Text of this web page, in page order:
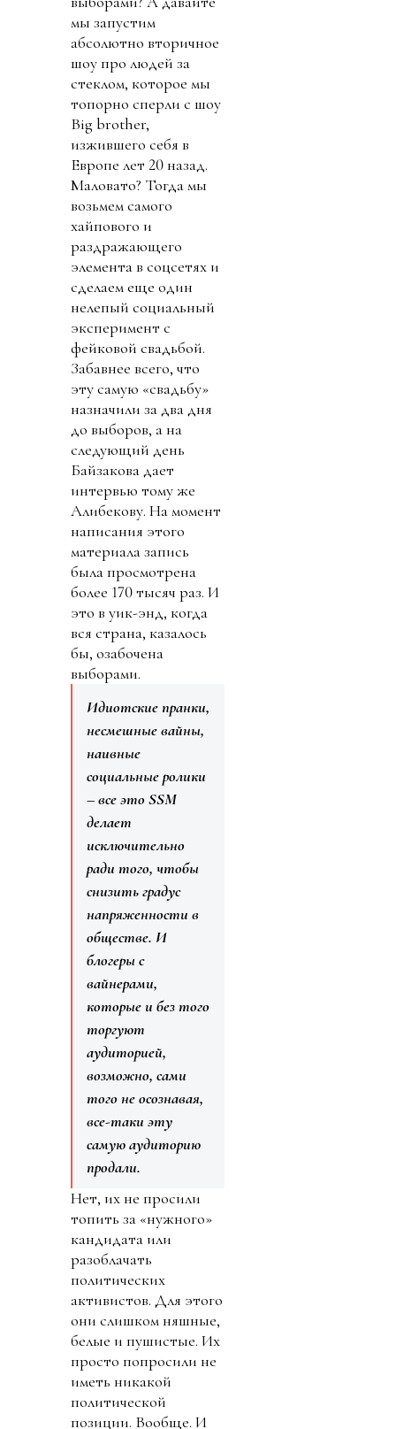
мы запустим
абсолютно вторичное
шоу про людей за
стеклом, которое мы
топорно сперли с шоу
Big brother,
изжившего себя в
Европе лет 20 назад.
Маловато? Тогда мы
возьмем самого
хайпового и
раздражающего
элемента в соцсетях и
сделаем еще один
нелепый социальный
эксперимент с
фейковой свадьбой.
Забавнее всего, что
эту самую «свадьбу»
назначили за два дня
до выборов, а на
следующий день
Байзакова дает
интервью тому же
Алибекову. На момент
написания этого
материала запись
была просмотрена
более 170 тысяч раз. И
это в уик-энд, когда
вся страна, казалось
бы, озабочена
выборами.
Идиотские пранки,
несмешные вайны,
наивные
социальные ролики
– все это SSM
делает
исключительно
ради того, чтобы
снизить градус
напряженности в
обществе. И
блогеры с
вайнерами,
которые и без того
торгуют
аудиторией,
возможно, сами
того не осознавая,
все-таки эту
самую аудиторию
продали.
Нет, их не просили
топить за «нужного»
кандидата или
разоблачать
политических
активистов. Для этого
они слишком няшные,
белые и пушистые. Их
просто попросили не
иметь никакой
политической
позиции. Вообще. И